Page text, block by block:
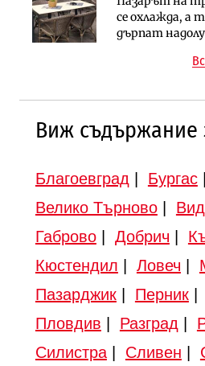
се охлажда, а
дърпат надолу
Градоустройство
Шест
езеро става
магистрала
Виж съдържание
Благоевград Бургас
Велико Търново|
Габрово| Добрич
Кюстендил
Ловеч
Пазарджик| Перник|
Пловдив
Разград
Силистра| Сливен